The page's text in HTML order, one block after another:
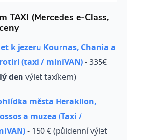
TAXI (Mercedes e-Class,
k jezeru Kournas, Chania a
(taxi / miniVAN)- 335€
den výlet taxíkem)
města Heraklion,
a muzea (Taxi /
- 150 € (půldenní výlet